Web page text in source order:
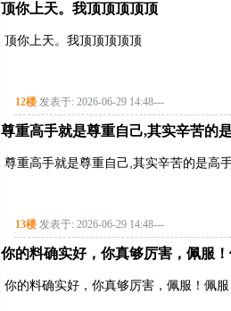
顶你上天。我顶顶顶顶顶
顶你上天。我顶顶顶顶顶
12楼 发表于: 2026-06-29 14:48---
尊重高手就是尊重自己,其实辛苦的
尊重高手就是尊重自己,其实辛苦的是高
13楼 发表于: 2026-06-29 14:48---
你的料确实好，你真够厉害，佩服
你的料确实好，你真够厉害，佩服！佩